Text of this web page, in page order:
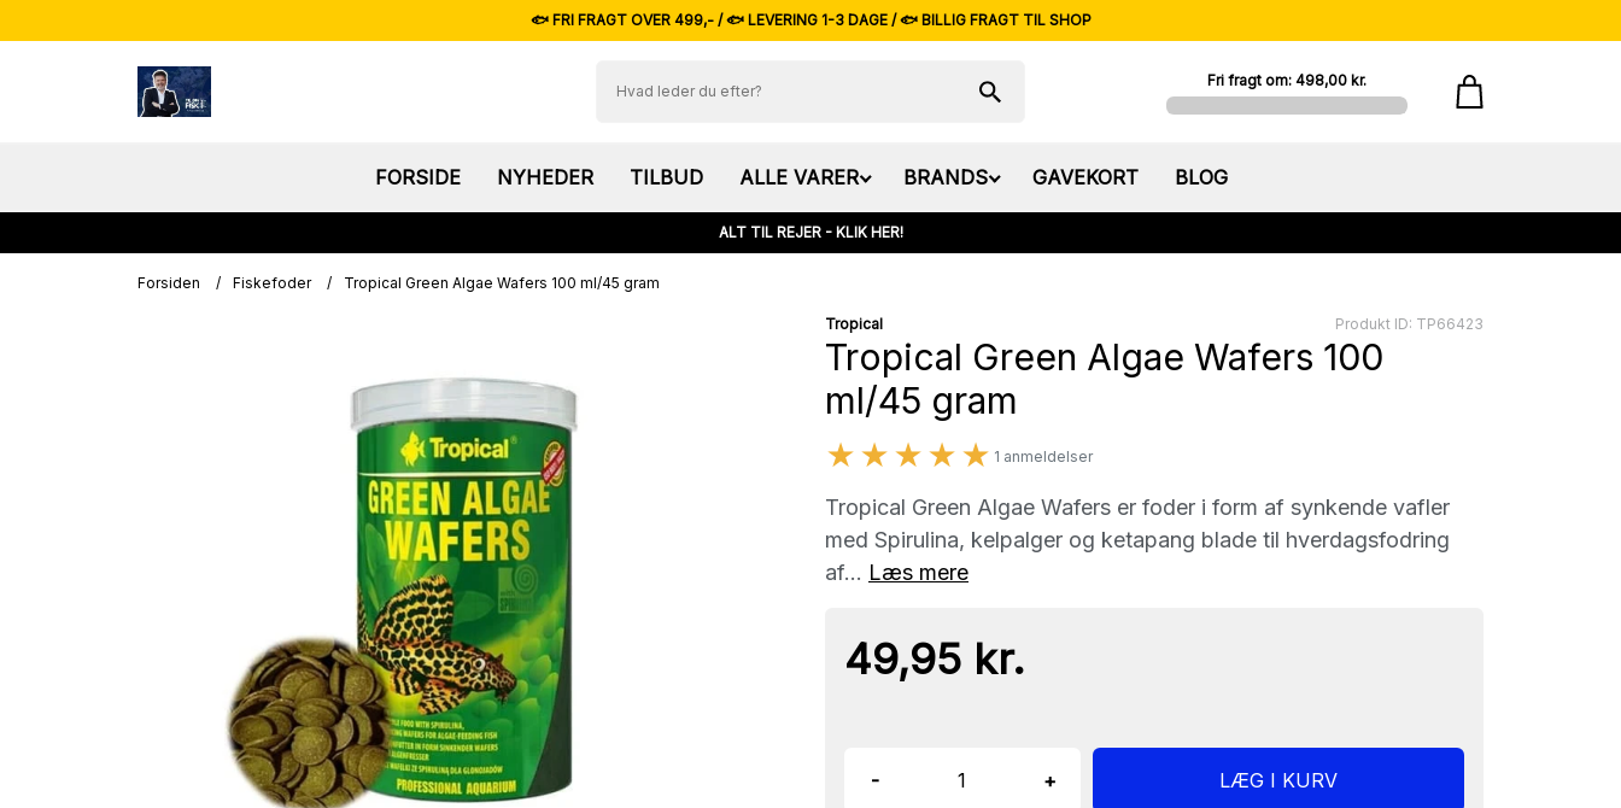
🐟 FRI FRAGT OVER 499,- / 🐟 LEVERING 1-3 DAGE / 🐟 BILLIG FRAGT TIL SHOP
Fri fragt om: 498,00 kr.
FORSIDE NYHEDER TILBUD ALLE VARER BRANDS GAVEKORT BLOG
ALT TIL REJER - KLIK HER!
Forsiden / Fiskefoder / Tropical Green Algae Wafers 100 ml/45 gram
Tropical Produkt ID: TP66423
Tropical Green Algae Wafers 100
ml/45 gram
★★★★★ 1 anmeldelser
Tropical Green Algae Wafers er foder i form af synkende vafler
med Spirulina, kelpalger og ketapang blade til hverdagsfodring
af... Læs mere
49,95 kr.
- + LÆG I KURV